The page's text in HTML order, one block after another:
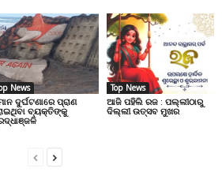
News
ଦୁର୍ଘଟଣାରେ ପ୍ରାଣ
ବ୍ୟକ୍ତିଙ୍କୁ
Top News
ଆଜି ପହିଲି ରଜ : ପଲ୍ଲୀଠାରୁ
ଦିଲ୍ଲୀ ଉତ୍ସବ ମୁଖର